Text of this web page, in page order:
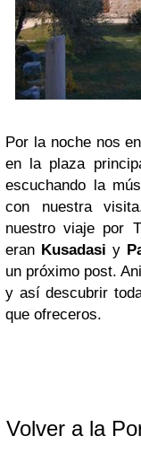
Por la noche nos
en la plaza
escuchando la
con nuestra
nuestro viaje por
eran Kusadasi y
un próximo post.
y así descubrir
que ofreceros.
Volver a la